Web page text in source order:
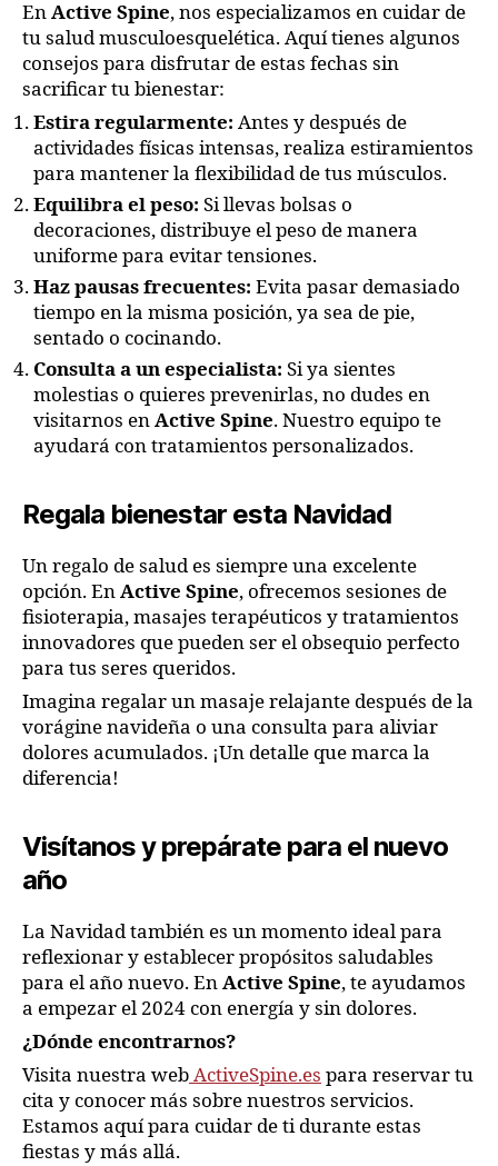
EnActive Spine, nos especializamos en cuidar de
tu salud musculoesquelética. Aquí tienes algunos
consejos para disfrutar de estas fechas sin
sacrificar tu bienestar:
Estira regularmente: Antes y después de
actividades físicas intensas, realiza estiramientos
para mantener la flexibilidad de tus músculos.
Equilibra el peso: Si llevas bolsas o
decoraciones, distribuye el peso de manera
uniforme para evitar tensiones.
Haz pausas frecuentes: Evita pasar demasiado
tiempo en la misma posición, ya sea de pie,
sentado o cocinando.
Consulta a un especialista: Si ya sientes
molestias o quieres prevenirlas, no dudes en
visitarnos enActive Spine. Nuestro equipo te
ayudará con tratamientos personalizados.
Regala bienestar esta Navidad
Un regalo de salud es siempre una excelente
opción. EnActive Spine, ofrecemos sesiones de
fisioterapia, masajes terapéuticos y tratamientos
innovadores que pueden ser el obsequio perfecto
para tus seres queridos.
Imagina regalar un masaje relajante después de la
vorágine navideña o una consulta para aliviar
dolores acumulados. ¡Un detalle que marca la
diferencia!
Visítanos y prepárate para el nuevo
año
La Navidad también es un momento ideal para
reflexionar y establecer propósitos saludables
para el año nuevo. EnActive Spine, te ayudamos
a empezar el 2024 con energía y sin dolores.
¿Dónde encontrarnos?
Visita nuestra webActiveSpine.es para reservar tu
cita y conocer más sobre nuestros servicios.
Estamos aquí para cuidar de ti durante estas
fiestas y más allá.